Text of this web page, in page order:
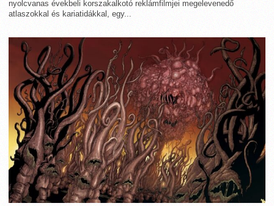
nyolcvanas évekbeli korszakalkotó reklámfilmjei megelevenedő
atlaszokkal és kariatidákkal, egy...